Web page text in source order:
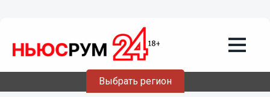
Выбрать регион
Мастер-классы по танцам для
желающих участвовать в осеннем
православном молодежном балу
открылись в Нижнем Новгороде